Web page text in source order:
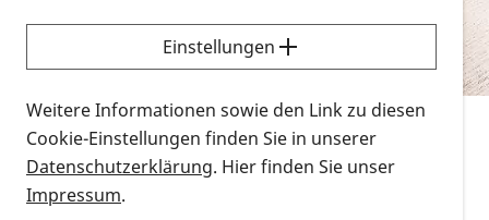
Sie möchten wissen, wie Sie nach Infonmaterial
suchen und dieses bestellen bzw. herunterladen
können? Schauen Sie sich dieErklärvideos zum
Thema Infomaterial auf der PRO RETINA-Website
für blinde und sehbehinderte Menschen an.
Auf dieser Seite finden Sie sämtliches Infomaterial
Einstellungen
Weitere Informationen sowie den Link zu diesen
Cookie-Einstellungen finden Sie in unserer
Datenschutzerklärung. Hier finden Sie unser
Impressum.